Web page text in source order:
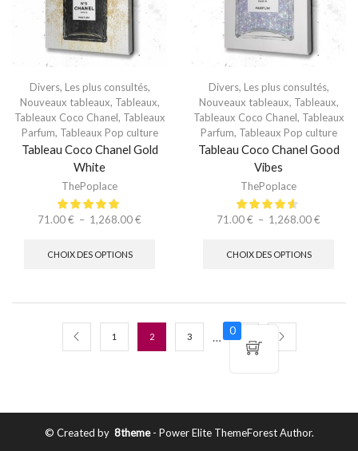
Divers, Les plus consultés,
Nouveaux tableaux, Tableaux,
Tableaux Coco Chanel, Tableaux
Parfum, Tableaux Pop culture
Tableau Coco Chanel Gold
White
ThePoplace
71.00€ – 1,268.00€
CHOIX DES OPTIONS
Divers, Les plus consultés,
Nouveaux tableaux, Tableaux,
Tableaux Coco Chanel, Tableaux
Parfum, Tableaux Pop culture
Tableau Coco Chanel Good
Vibes
ThePoplace
71.00€ – 1,268.00€
CHOIX DES OPTIONS
1 2 3 … 11
© Created by 8theme- Power Elite ThemeForest Author.
0